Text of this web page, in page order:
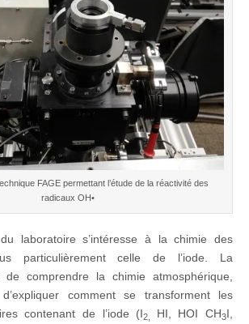
FAGE permettant l’étude de la réactivité des
radicaux OH•
laboratoire s’intéresse à la chimie des
particulièrement celle de l’iode. La
de comprendre la chimie atmosphérique,
comment se transforment les
contenant de l’iode (I2, HI, HOI CH3I,